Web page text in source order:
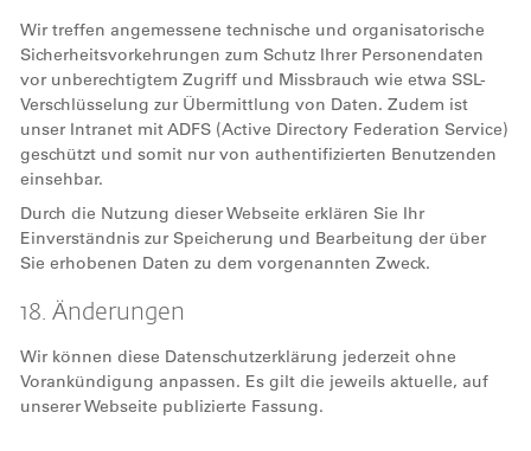
Wir treffen angemessene technische und organisatorische
Sicherheitsvorkehrungen zum Schutz Ihrer Personendaten
vor unberechtigtem Zugriff und Missbrauch wie etwa SSL-
Verschlüsselung zur Übermittlung von Daten. Zudem ist
unser Intranet mit ADFS (Active Directory Federation Service)
geschützt und somit nur von authentifizierten Benutzenden
einsehbar.
Durch die Nutzung dieser Webseite erklären Sie Ihr
Einverständnis zur Speicherung und Bearbeitung der über
Sie erhobenen Daten zu dem vorgenannten Zweck.
18. Änderungen
Wir können diese Datenschutzerklärung jederzeit ohne
Vorankündigung anpassen. Es gilt die jeweils aktuelle, auf
unserer Webseite publizierte Fassung.